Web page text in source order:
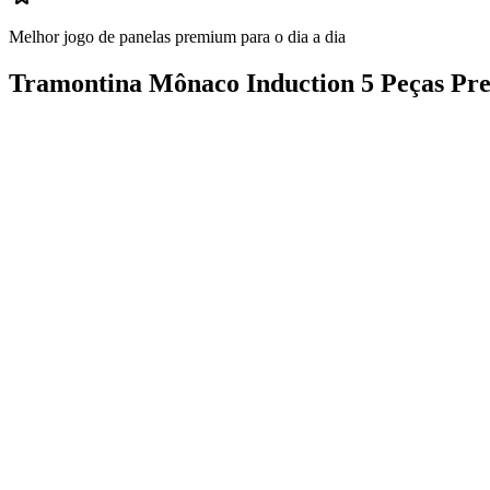
Melhor jogo de panelas premium para o dia a dia
Tramontina Mônaco Induction 5 Peças